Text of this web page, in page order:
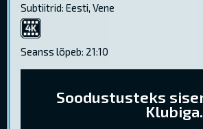
Subtiitrid: Eesti, Vene
4K
Seanss lõpeb: 21:10
Soodustusteks
Klubiga.